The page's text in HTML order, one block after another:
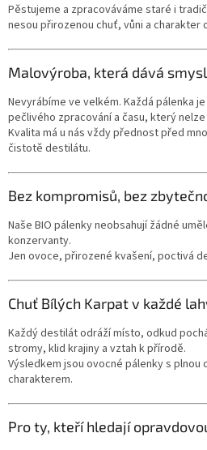
Pěstujeme a zpracováváme staré i
nesou přirozenou chuť, vůni a charakter
Malovýroba, která dává smysl
Nevyrábíme ve velkém. Každá pálenka
pečlivého zpracování a času, který
Kvalita má u nás vždy přednost před
čistotě destilátu.
Bez kompromisů, bez
Naše BIO pálenky neobsahují žádné
konzervanty.
Jen ovoce, přirozené kvašení, poctivá
Chuť Bílých Karpat v každé
Každý destilát odráží místo, odkud
stromy, klid krajiny a vztah k přírodě.
Výsledkem jsou ovocné pálenky s plnou
charakterem.
Pro ty, kteří hledají